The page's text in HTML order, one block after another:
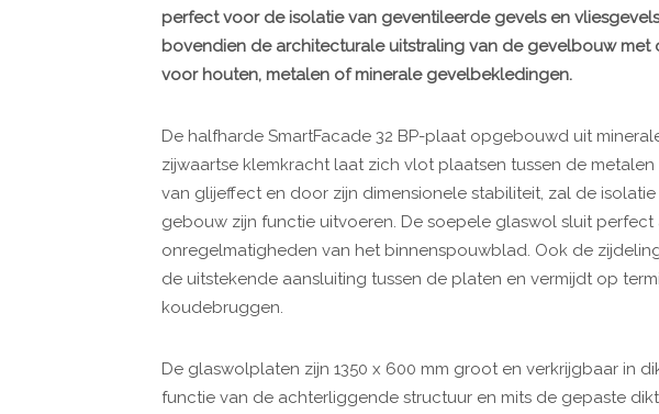
perfect voor de isolatie van geventileerde gevels en
bovendien de architecturale uitstraling van de gevelbouw met
voor houten, metalen of minerale gevelbekledingen.
De halfharde SmartFacade 32 BP-plaat opgebouwd uit
zijwaartse klemkracht laat zich vlot plaatsen tussen de metalen
van glijeffect en door zijn dimensionele stabiliteit, zal de
gebouw zijn functie uitvoeren. De soepele glaswol sluit
onregelmatigheden van het binnenspouwblad. Ook de
de uitstekende aansluiting tussen de platen en vermijdt op
koudebruggen.
De glaswolplaten zijn 1350 x 600 mm groot en verkrijgbaar in
functie van de achterliggende structuur en mits de gepaste